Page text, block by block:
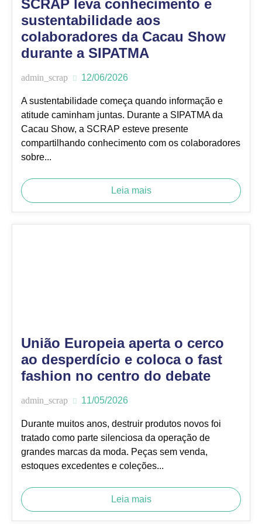
SCRAP leva conhecimento e
sustentabilidade aos
colaboradores da Cacau Show
durante a SIPATMA
admin_scrap 12/06/2026
A sustentabilidade começa quando informação e
atitude caminham juntas. Durante a SIPATMA da
Cacau Show, a SCRAP esteve presente
compartilhando conhecimento com os colaboradores
sobre...
Leia mais
União Europeia aperta o cerco
ao desperdício e coloca o fast
fashion no centro do debate
admin_scrap 11/05/2026
Durante muitos anos, destruir produtos novos foi
tratado como parte silenciosa da operação de
grandes marcas da moda. Peças sem venda,
estoques excedentes e coleções...
Leia mais